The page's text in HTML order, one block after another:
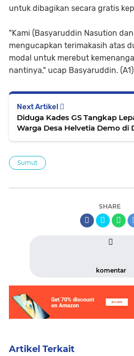
untuk dibagikan secara gratis
"Kami (Basyaruddin Nasution
mengucapkan terimakasih atas
modal untuk merebut
nantinya," ucap Basyaruddin. (A1)
Next Artikel
Diduga Kades GS Tangkap
Warga Desa Helvetia Demo di
Sumut
SHARE
komentar
Artikel Terkait